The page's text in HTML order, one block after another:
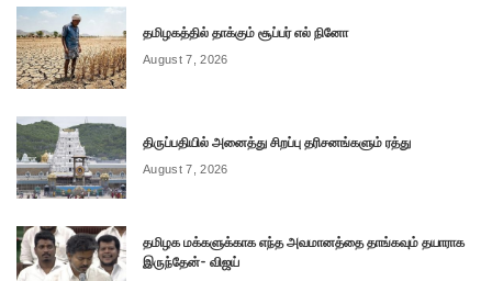
தமிழகத்தில் தாக்கும் சூப்பர் எல் நினோ
August 7, 2026
திருப்பதியில் அனைத்து சிறப்பு தரிசனங்களும் ரத்து
August 7, 2026
தமிழக மக்களுக்காக எந்த அவமானத்தை தாங்கவும் தயாராக
இருந்தேன்- விஜய்